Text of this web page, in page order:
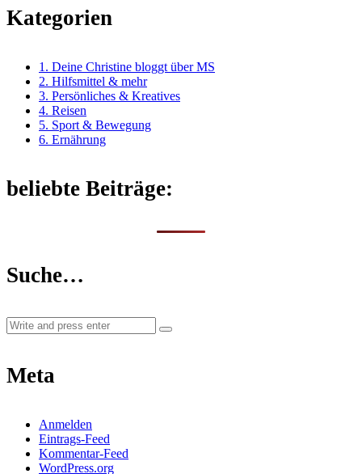
Kategorien
1. Deine Christine bloggt über MS
2. Hilfsmittel & mehr
3. Persönliches & Kreatives
4. Reisen
5. Sport & Bewegung
6. Ernährung
beliebte Beiträge:
Suche…
Meta
Anmelden
Eintrags-Feed
Kommentar-Feed
WordPress.org